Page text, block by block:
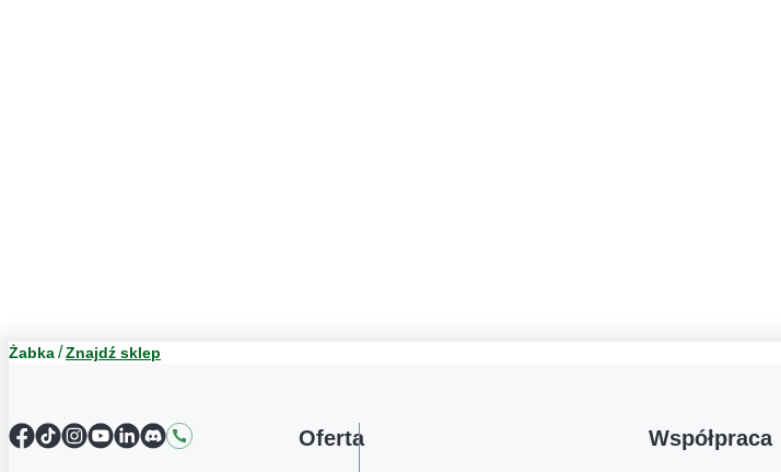
Żabka Znajdź sklep
Facebook
TikTokInstagram
YouTube
LinkedIn
DiscordKontakt Oferta Współpraca